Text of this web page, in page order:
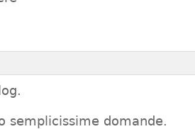
semplicissime domande.